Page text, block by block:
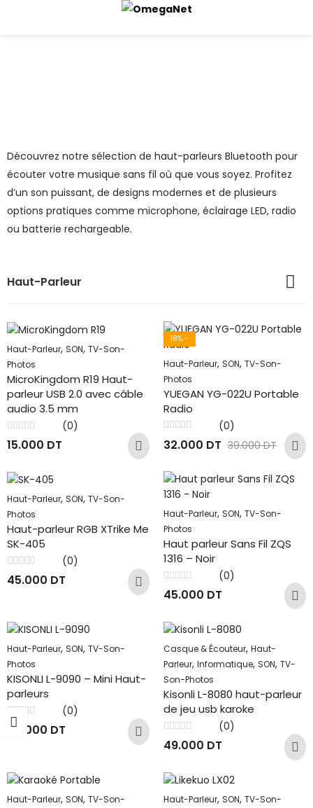
Découvrez notre sélection de haut-parleurs Bluetooth pour
écouter votre musique sans fil où que vous soyez. Profitez
d’un son puissant, de designs modernes et de plusieurs
options pratiques comme microphone, éclairage LED, radio
ou batterie rechargeable.
Haut-Parleur
Haut-Parleur, SON, TV-Son-
Photos
MicroKingdom R19 Haut-
parleur USB 2.0 avec câble
audio 3.5 mm
(0)
15.000 DT
18% -
Haut-Parleur, SON, TV-Son-
Photos
YUEGAN YG-022U Portable
Radio
0
(0)
32.000 DT 39.000DT
Haut-Parleur, SON, TV-Son-
Photos
Haut-parleur RGB XTrike Me
SK-405
0
(0)
45.000 DT
Haut-Parleur, SON, TV-Son-
Photos
Haut parleur Sans Fil ZQS
1316 – Noir
0
(0)
45.000 DT
Haut-Parleur, SON, TV-Son-
Photos
KISONLI L-9090 – Mini Haut-
parleurs
(0)
49.000 DT
Casque & Écouteur, Haut-
Parleur, Informatique, SON, TV-
Son-Photos
Kisonli L-8080 haut-parleur
de jeu usb karoke
0
(0)
49.000 DT
Haut-Parleur, SON, TV-Son-
Haut-Parleur, SON, TV-Son-